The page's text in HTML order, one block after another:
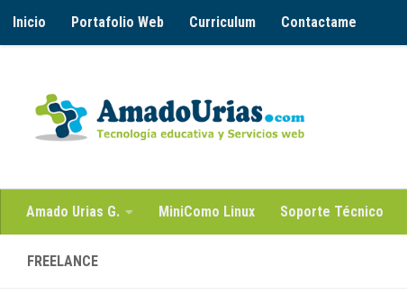
Saltar al contenido
Inicio Portafolio Web Curriculum Contactame
Amado Urias G. MiniComo Linux Soporte Técnico
FREELANCE